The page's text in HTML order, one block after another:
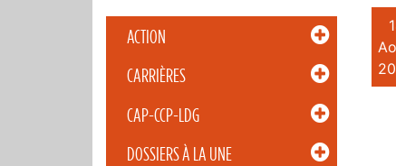
ACTION
CARRIÈRES
CAP-CCP-LDG
DOSSIERS À LA UNE